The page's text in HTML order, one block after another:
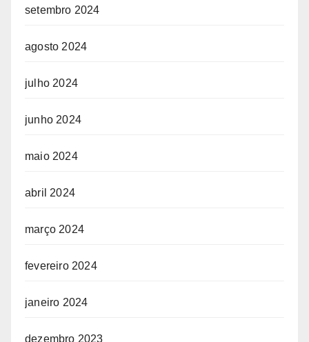
setembro 2024
agosto 2024
julho 2024
junho 2024
maio 2024
abril 2024
março 2024
fevereiro 2024
janeiro 2024
dezembro 2023